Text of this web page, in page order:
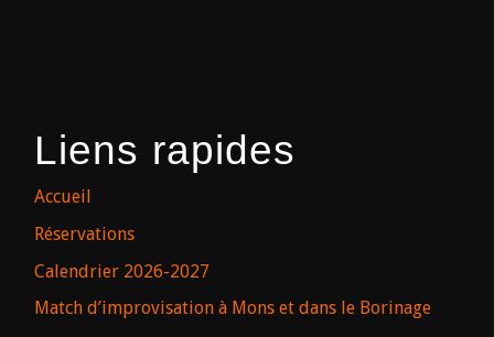
Liens rapides
Accueil
Réservations
Calendrier 2026-2027
Match d’improvisation à Mons et dans le Borinage